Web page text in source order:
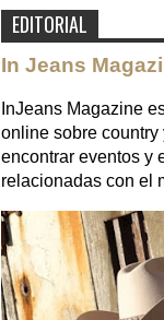
EDITORIAL
In Jeans
InJeans Magazine
online sobre country
encontrar eventos y
relacionadas con el